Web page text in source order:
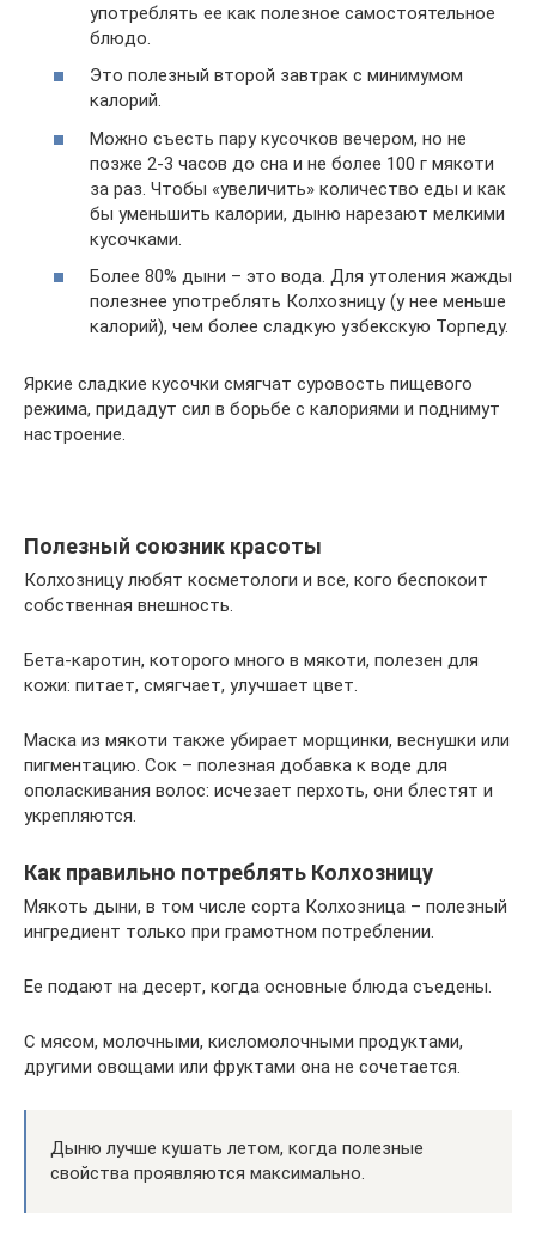
употреблять ее как полезное самостоятельное
блюдо.
Это полезный второй завтрак с минимумом
калорий.
Можно съесть пару кусочков вечером, но не
позже 2-3 часов до сна и не более 100 г мякоти
за раз. Чтобы «увеличить» количество еды и как
бы уменьшить калории, дыню нарезают мелкими
кусочками.
Более 80% дыни – это вода. Для утоления жажды
полезнее употреблять Колхозницу (у нее меньше
калорий), чем более сладкую узбекскую Торпеду.
Яркие сладкие кусочки смягчат суровость пищевого
режима, придадут сил в борьбе с калориями и поднимут
настроение.
Полезный союзник красоты
Колхозницу любят косметологи и все, кого беспокоит
собственная внешность.
Бета-каротин, которого много в мякоти, полезен для
кожи: питает, смягчает, улучшает цвет.
Маска из мякоти также убирает морщинки, веснушки или
пигментацию. Сок – полезная добавка к воде для
ополаскивания волос: исчезает перхоть, они блестят и
укрепляются.
Как правильно потреблять Колхозницу
Мякоть дыни, в том числе сорта Колхозница – полезный
ингредиент только при грамотном потреблении.
Ее подают на десерт, когда основные блюда съедены.
С мясом, молочными, кисломолочными продуктами,
другими овощами или фруктами она не сочетается.
Дыню лучше кушать летом, когда полезные
свойства проявляются максимально.